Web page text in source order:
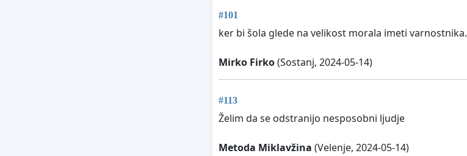
#101
ker bi šola glede na velikost morala imeti varnostnika.
Mirko Firko(Sostanj, 2024-05-14)
#113
Želim da se odstranijo nesposobni ljudje
Metoda Miklavžina (Velenje, 2024-05-14)